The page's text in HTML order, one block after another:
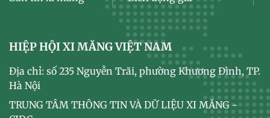
HIỆP HỘI XI MĂNG VIỆT NAM
Địa chỉ: số 235 Nguyễn Trãi, phường Khương Đình, TP.
Hà Nội
TRUNG TÂM THÔNG TIN VÀ DỮ LIỆU XI MĂNG -